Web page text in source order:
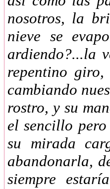
nosotros, la
nieve se
ardiendo?...la
repentino
cambiando
rostro, y su
el sencillo
su mirada
abandonarla,
siempre